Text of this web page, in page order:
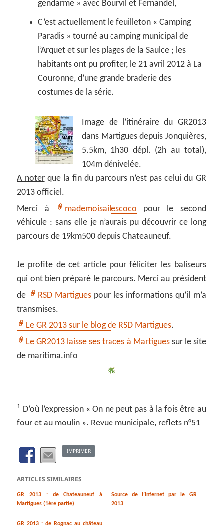
gendarme » avec Bourvil et Fernandel,
C’est actuellement le feuilleton « Camping
Paradis » tourné au camping municipal de
l’Arquet et sur les plages de la Saulce ; les
habitants ont pu profiter, le 21 avril 2012 à La
Couronne, d’une grande braderie des
costumes de la série.
Image de l’itinéraire du GR2013
dans Martigues depuis Jonquières,
5.5km, 1h30 dépl. (2h au total),
104m dénivelée.
A noterque la fin du parcours n’est pas celui du GR
2013 officiel.
Merci à
mademoisailescoco pour le second
véhicule : sans elle je n’aurais pu découvrir ce long
parcours de 19km500 depuis Chateauneuf.
Je profite de cet article pour féliciter les baliseurs
qui ont bien préparé le parcours. Merci au président
de
RSD Martigues pour les informations qu’il m’a
transmises.
Le GR 2013 sur le blog de RSD Martigues.
Le GR2013 laisse ses traces à Martiguessur le site
de maritima.info
1 D’où l’expression « On ne peut pas à la fois être au
four et au moulin ». Revue municipale, reflets n°51
IMPRIMER
ARTICLES SIMILAIRES
GR 2013 : de Chateauneuf à
Martigues (1ère partie)
Source de l’Infernet par le GR
2013
GR 2013 : de Rognac au château